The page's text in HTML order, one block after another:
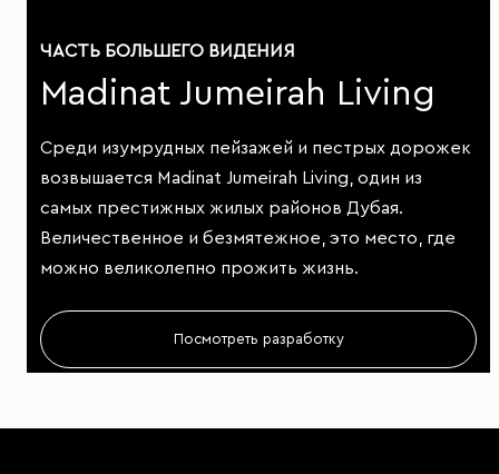
ЧАСТЬ БОЛЬШЕГО ВИДЕНИЯ
Madinat Jumeirah Living
Среди изумрудных пейзажей и пестрых дорожек
возвышается Madinat Jumeirah Living, один из
самых престижных жилых районов Дубая.
Величественное и безмятежное, это место, где
можно великолепно прожить жизнь.
Посмотреть разработку